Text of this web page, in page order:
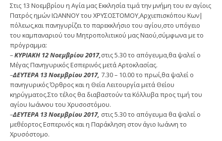
Στις 13 Νοεμβρίου η Αγία μας Εκκλησία τιμά την μνήμη του εν αγίοις
Πατρός ημών ΙΩΑΝΝΟΥ του ΧΡΥΣΟΣΤΟΜΟΥ,Αρχιεπισκόπου Κων|
πόλεως,και πανηγυρίζει το παρεκκλήσιο του αγίου,στο υπόγειο
του καμπαναριού του Μητροπολιτικού μας Ναού,σύμφωνα με το
πρόγραμμα:
–ΚΥΡΙΑΚΗ 12 Νοεμβρίου 2017,στις 5.30 το απόγευμα,θα ψαλεί ο
Μέγας Πανηγυρικός Εσπερινός μετά Αρτοκλασίας.
–ΔΕΥΤΕΡΑ 13 Νοεμβρίου 2017, 7.30 – 10.00 το πρωί,θα ψαλεί ο
πανηγυρικός Όρθρος και η Θεία Λειτουργία μετά Θείου
κηρύγματος.Στο τέλος θα διαβαστούν τα Κόλλυβα προς τιμή του
αγίου Ιωάννου του Χρυσοστόμου.
–ΔΕΥΤΕΡΑ 13 Νοεμβρίου 2017, στις 5.30 το απόγευμα θα ψαλεί ο
μεθέορτος Εσπερινός και η Παράκληση στον άγιο Ιωάννη το
Χρυσόστομο.